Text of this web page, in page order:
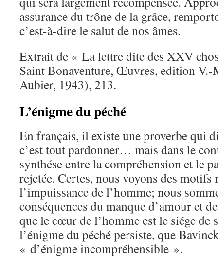
assurance du trône de la grâce,
c’est-à-dire le salut de nos âmes.
Extrait de « La lettre dite des XXV
Saint Bonaventure, Œuvres, edition
Aubier, 1943), 213.
L’énigme du péché
En français, il existe une proverbe qui
c’est tout pardonner… mais dans le
synthése entre la compréhension et le
rejetée. Certes, nous voyons des motifs
l’impuissance de l’homme; nous
conséquences du manque d’amour et
que le cœur de l’homme est le siége de
l’énigme du péché persiste, que
« d’énigme incompréhensible ».